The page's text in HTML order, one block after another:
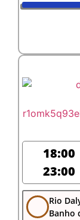
18:00
23:00
Rio
Banho